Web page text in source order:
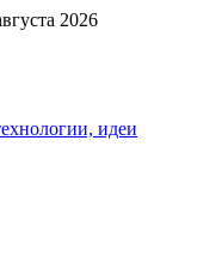
2026
идеи